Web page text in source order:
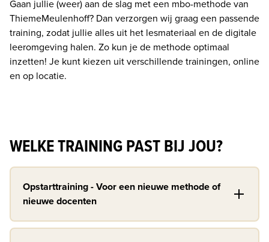
Gaan jullie (weer) aan de slag met een mbo-methode van
ThiemeMeulenhoff? Dan verzorgen wij graag een passende
training, zodat jullie alles uit het lesmateriaal en de digitale
leeromgeving halen. Zo kun je de methode optimaal
inzetten! Je kunt kiezen uit verschillende trainingen, online
en op locatie.
WELKE TRAINING PAST BIJ JOU?
Opstarttraining - Voor een nieuwe methode of
nieuwe docenten